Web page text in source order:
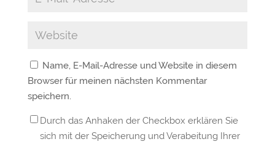
Name, E-Mail-Adresse und Website in diesem
Browser für meinen nächsten Kommentar
speichern.
Durch das Anhaken der Checkbox erklären Sie
sich mit der Speicherung und Verabeitung Ihrer